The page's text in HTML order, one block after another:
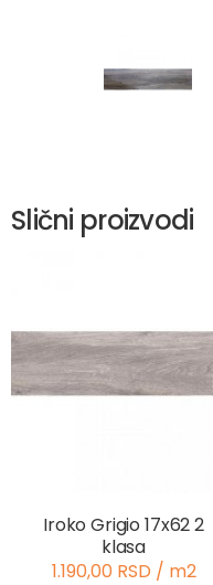
Slični proizvodi
Iroko Grigio 17x62 2
klasa
1.190,00 RSD / m2